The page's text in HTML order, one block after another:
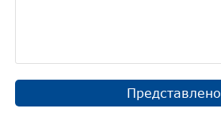
Представлено